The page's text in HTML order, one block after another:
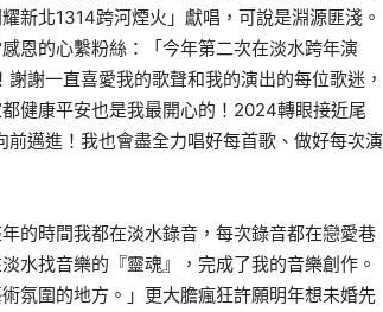
新北1314跨河煙火」獻唱，可說是淵源匪淺。
恩的心繫粉絲：「今年第二次在淡水跨年演
謝一直喜愛我的歌聲和我的演出的每位歌迷，
健康平安也是我最開心的！2024轉眼接近尾
邁進！我也會盡全力唱好每首歌、做好每次演
的時間我都在淡水錄音，每次錄音都在戀愛巷
水找音樂的『靈魂』，完成了我的音樂創作。
氛圍的地方。」更大膽瘋狂許願明年想未婚先